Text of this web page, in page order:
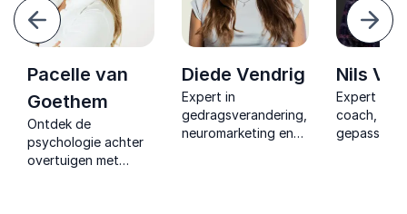
Pacelle van
Goethem
Ontdek de
psychologie achter
overtuigen met
Diede Vendrig
Expert in
gedragsverandering,
neuromarketing en
Nils
Expert
coach,